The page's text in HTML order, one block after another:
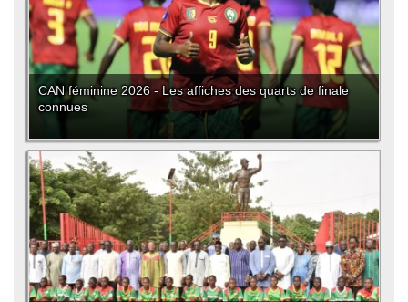
CAN féminine 2026 - Les affiches des quarts de finale
connues